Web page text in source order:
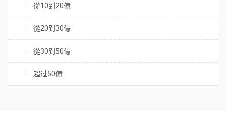
從10到20億
從20到30億
從30到50億
超过50億